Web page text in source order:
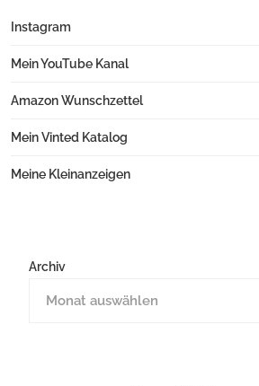
Instagram
Mein YouTube Kanal
Amazon Wunschzettel
Mein Vinted Katalog
Meine Kleinanzeigen
Archiv